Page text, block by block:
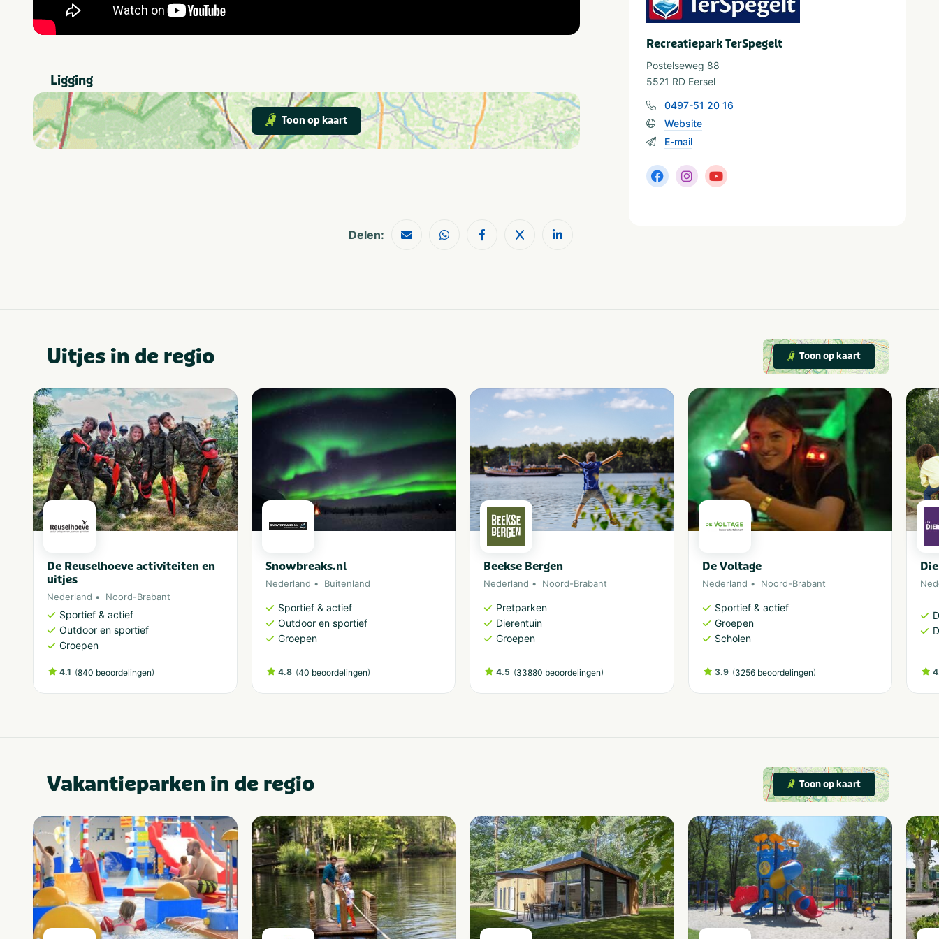
Ligging
Toon op kaart
Delen:
Recreatiepark TerSpegelt
Postelseweg 88
5521 RD Eersel
0497-51 20 16
Website
E-mail
Uitjes in de regio Toon op kaart
De Reuselhoeve activiteiten en
uitjes
Nederland Noord-Brabant
Sportief & actief
Outdoor en sportief
Groepen
4.1 (840 beoordelingen)
Snowbreaks.nl
Nederland Buitenland
Sportief & actief
Outdoor en sportief
Groepen
4.8 (40 beoordelingen)
Beekse Bergen
Nederland Noord-Brabant
Pretparken
Dierentuin
Groepen
4.5 (33880 beoordelingen)
De Voltage
Nederland Noord-Brabant
Sportief & actief
Groepen
Scholen
3.9 (3256 beoordelingen)
Vakantieparken in de regio Toon op kaart